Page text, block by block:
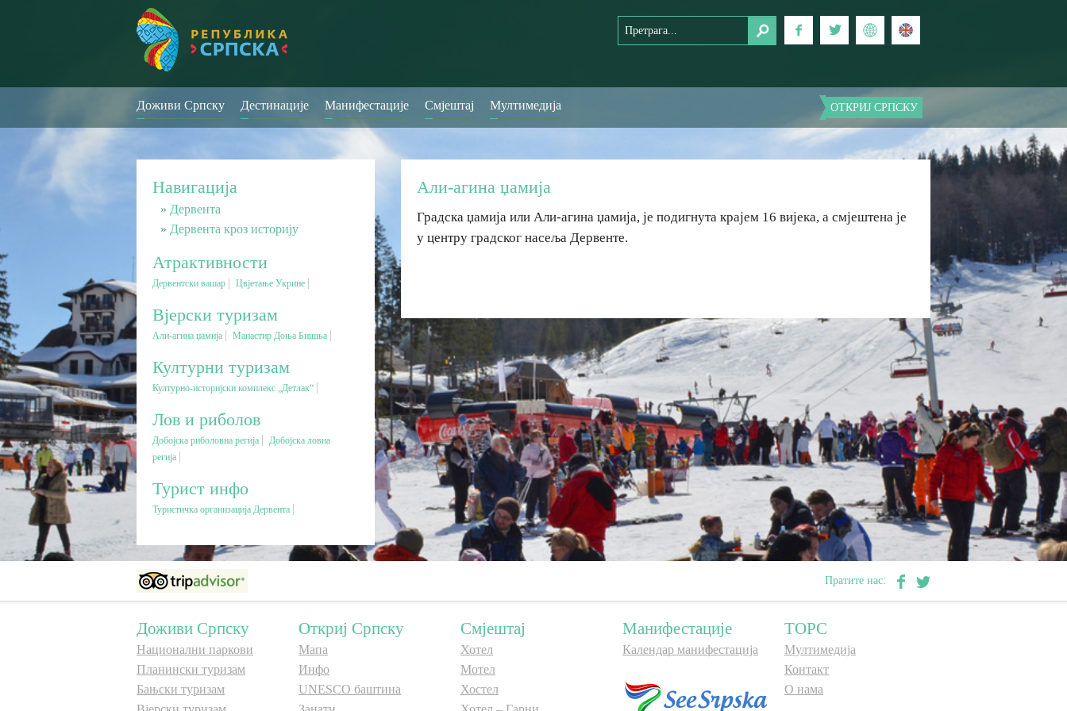
Доживи Српску Дестинације Манифестације Смјештај Мултимедија ОТКРИЈ СРПСКУ
Навигација
Дервента
Дервента кроз историју
Атрактивности
Дервентски вашар Цвјетање Укрине
Вјерски туризам
Али-агина џамија Манастир Доња Бишња
Културни туризам
Културно-историјски комплекс „Детлак“
Лов и риболов
Добојска риболовна регија
Добојска ловна
регија
Турист инфо
Туристичка организација Дервента
Али-агина џамија
Градска џамија или Али-агина џамија, је подигнута крајем 16 вијека, а смјештена је
у центру градског насеља Дервенте.
Пратите нас:
Доживи Српску
Национални паркови
Планински туризам
Бањски туризам
Откриј Српску
Мапа
Инфо
UNESCO баштина
Смјештај
Хотел
Мотел
Хостел
Манифестације
Календар манифестација
ТОРС
Мултимедија
Контакт
О нама